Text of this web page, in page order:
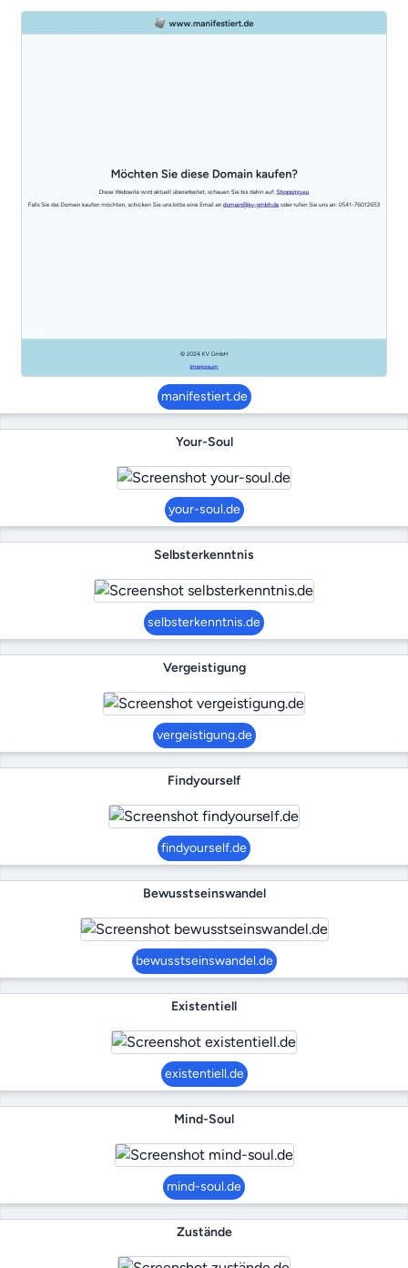
manifestiert.de
Your-Soul
your-soul.de
Selbsterkenntnis
selbsterkenntnis.de
Vergeistigung
vergeistigung.de
Findyourself
findyourself.de
Bewusstseinswandel
bewusstseinswandel.de
Existentiell
existentiell.de
Mind-Soul
mind-soul.de
Zustände